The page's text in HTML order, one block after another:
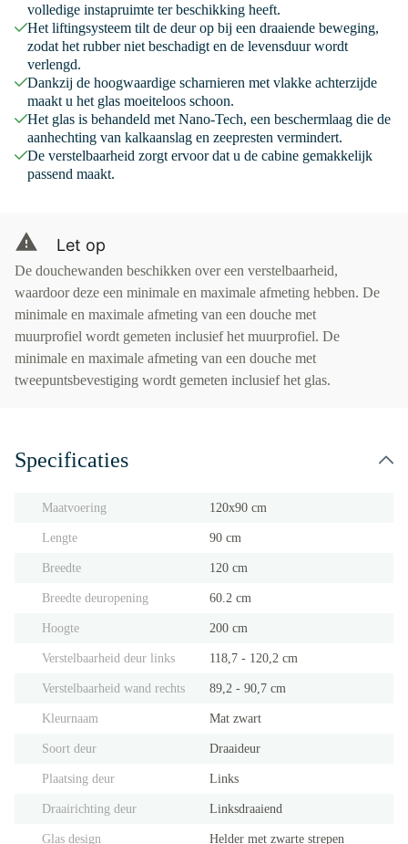
volledige instapruimte ter beschikking heeft.
Het liftingsysteem tilt de deur op bij een draaiende beweging,
zodat het rubber niet beschadigt en de levensduur wordt
verlengd.
Dankzij de hoogwaardige scharnieren met vlakke achterzijde
maakt u het glas moeiteloos schoon.
Het glas is behandeld met Nano-Tech, een beschermlaag die de
aanhechting van kalkaanslag en zeepresten vermindert.
De verstelbaarheid zorgt ervoor dat u de cabine gemakkelijk
passend maakt.
Let op
De douchewanden beschikken over een verstelbaarheid,
waardoor deze een minimale en maximale afmeting hebben. De
minimale en maximale afmeting van een douche met
muurprofiel wordt gemeten inclusief het muurprofiel. De
minimale en maximale afmeting van een douche met
tweepuntsbevestiging wordt gemeten inclusief het glas.
Specificaties
Maatvoering 120x90 cm
Lengte 90 cm
Breedte 120 cm
Breedte deuropening 60.2 cm
Hoogte 200 cm
Verstelbaarheid deur links 118,7 - 120,2 cm
Verstelbaarheid wand rechts 89,2 - 90,7 cm
Kleurnaam Mat zwart
Soort deur Draaideur
Plaatsing deur Links
Draairichting deur Linksdraaiend
Glas design Helder met zwarte strepen